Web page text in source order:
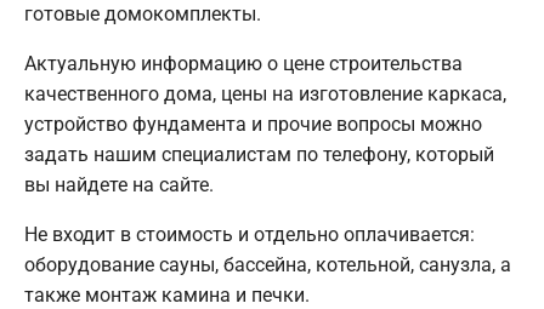
готовые домокомплекты.
Актуальную информацию о цене строительства
качественного дома, цены на изготовление каркаса,
устройство фундамента и прочие вопросы можно
задать нашим специалистам по телефону, который
вы найдете на сайте.
Не входит в стоимость и отдельно оплачивается:
оборудование сауны, бассейна, котельной, санузла, а
также монтаж камина и печки.